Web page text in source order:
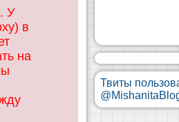
У
в
на
Твиты